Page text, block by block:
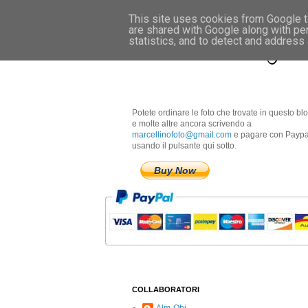
Marcellino
Potete ordinare le foto che trovate in questo
e molte altre ancora scrivendo a
marcellinofoto@gmail.com e pagare con
usando il pulsante qui sotto.
Buy Now
COLLABORATORI
This site uses cookies from Google
are shared with Google along with
statistics, and to detect and address